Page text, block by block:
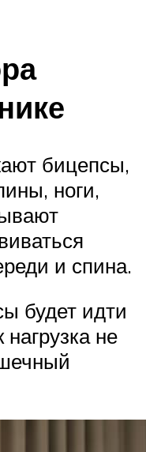
бицепсы,
ноги,
и спина.
будет идти
нагрузка не